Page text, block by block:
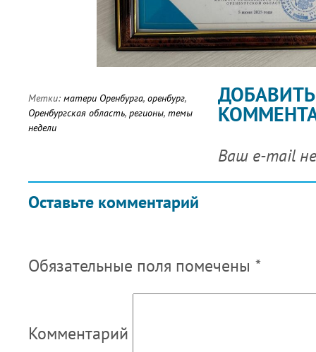
Метки: матери Оренбурга, оренбург,
Оренбургская область, регионы, темы
недели
Оставьте комментарий
ДОБАВИТЬ
Ваш e-mail
Обязательные поля помечены *
Комментарий